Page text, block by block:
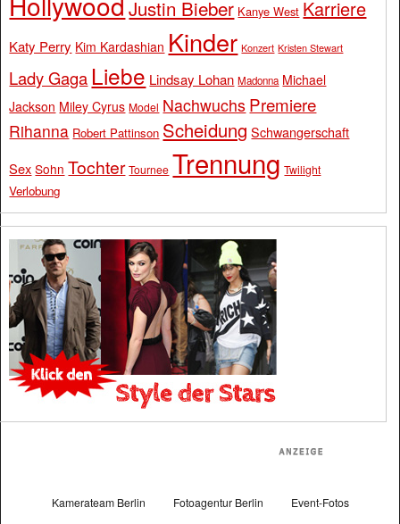
Justin Bieber Kanye West Karriere
Katy Perry Kim Kardashian Kinder Konzert Kristen Stewart
Lady Gaga Liebe Lindsay Lohan Madonna Michael
Jackson Miley Cyrus Model Nachwuchs Premiere
Rihanna Robert Pattinson Scheidung Schwangerschaft
Sex Sohn Tochter Tournee Trennung Twilight
Verlobung
Kamerateam Berlin Fotoagentur Berlin Event-Fotos